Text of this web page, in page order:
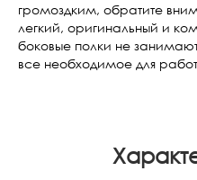
громоздким, обратите
легкий, оригинальный и
боковые полки не
все необходимое для